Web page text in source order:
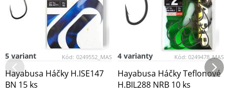
Kód: 0249552_MAS
5 variant
Hayabusa Háčky H.ISE147
BN 15 ks
Kód: 0249478_MAS
4 varianty
Hayabusa Háčky Teflonové
H.BIL288 NRB 10 ks